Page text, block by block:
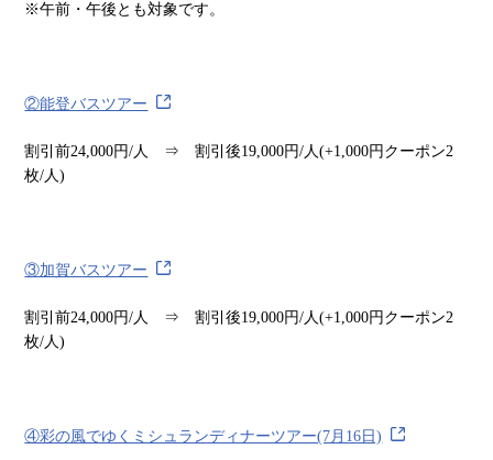
※午前・午後とも対象です。
②能登バスツアー
割引前24,000円/人 ⇒ 割引後19,000円/人(+1,000円クーポン2
枚/人)
③加賀バスツアー
割引前24,000円/人 ⇒ 割引後19,000円/人(+1,000円クーポン2
枚/人)
④彩の風でゆくミシュランディナーツアー(7月16日)